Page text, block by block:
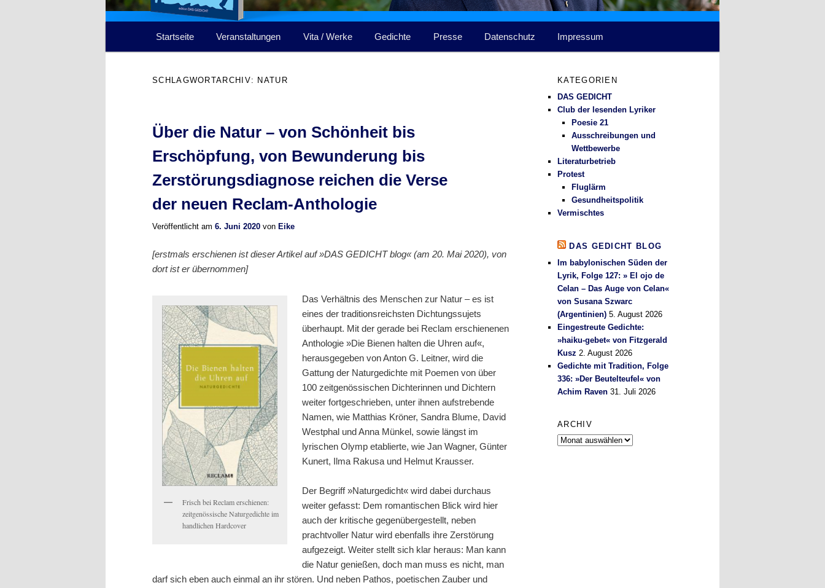
Startseite Veranstaltungen Vita / Werke Gedichte Presse Datenschutz Impressum
SCHLAGWORTARCHIV: NATUR
Über die Natur – von Schönheit bis
Erschöpfung, von Bewunderung bis
Zerstörungsdiagnose reichen die Verse
der neuen Reclam-Anthologie
Veröffentlicht am 6. Juni 2020 von Eike
[erstmals erschienen ist dieser Artikel auf »DAS GEDICHT blog« (am 20. Mai 2020), von
dort ist er übernommen]
Frisch bei Reclam erschienen:
zeitgenössische Naturgedichte im
handlichen Hardcover
Das Verhältnis des Menschen zur Natur – es ist
eines der traditionsreichsten Dichtungssujets
überhaupt. Mit der gerade bei Reclam erschienenen
Anthologie »Die Bienen halten die Uhren auf«,
herausgegeben von Anton G. Leitner, wird die
Gattung der Naturgedichte mit Poemen von über
100 zeitgenössischen Dichterinnen und Dichtern
weiter fortgeschrieben, unter ihnen aufstrebende
Namen, wie Matthias Kröner, Sandra Blume, David
Westphal und Anna Münkel, sowie längst im
lyrischen Olymp etablierte, wie Jan Wagner, Günter
Kunert, Ilma Rakusa und Helmut Krausser.
Der Begriff »Naturgedicht« wird dabei durchaus
weiter gefasst: Dem romantischen Blick wird hier
auch der kritische gegenübergestellt, neben
prachtvoller Natur wird ebenfalls ihre Zerstörung
aufgezeigt. Weiter stellt sich klar heraus: Man kann
die Natur genießen, doch man muss es nicht, man
darf sich eben auch einmal an ihr stören. Und neben Pathos, poetischen Zauber und
KATEGORIEN
DAS GEDICHT
Club der lesenden Lyriker
Poesie 21
Ausschreibungen und
Wettbewerbe
Literaturbetrieb
Protest
Fluglärm
Gesundheitspolitik
Vermischtes
DAS GEDICHT BLOG
Im babylonischen Süden der
Lyrik, Folge 127: » El ojo de
Celan – Das Auge von Celan«
von Susana Szwarc
(Argentinien) 5. August 2026
Eingestreute Gedichte:
»haiku-gebet« von Fitzgerald
Kusz 2. August 2026
Gedichte mit Tradition, Folge
336: »Der Beutelteufel« von
Achim Raven 31. Juli 2026
ARCHIV
Archiv